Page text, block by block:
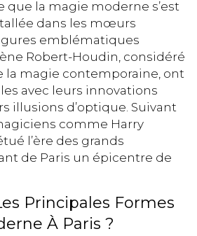
que la magie moderne s’est
dans les mœurs
emblématiques
Robert-Houdin, considéré
la magie contemporaine, ont
avec leurs innovations
illusions d’optique. Suivant
comme Harry
l’ère des grands
de Paris un épicentre de
Principales Formes
À Paris ?